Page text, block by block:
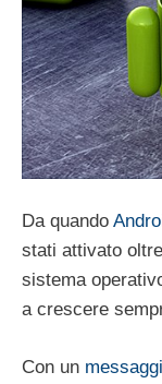
Da quando
stati attivato
sistema
a crescere
Con un